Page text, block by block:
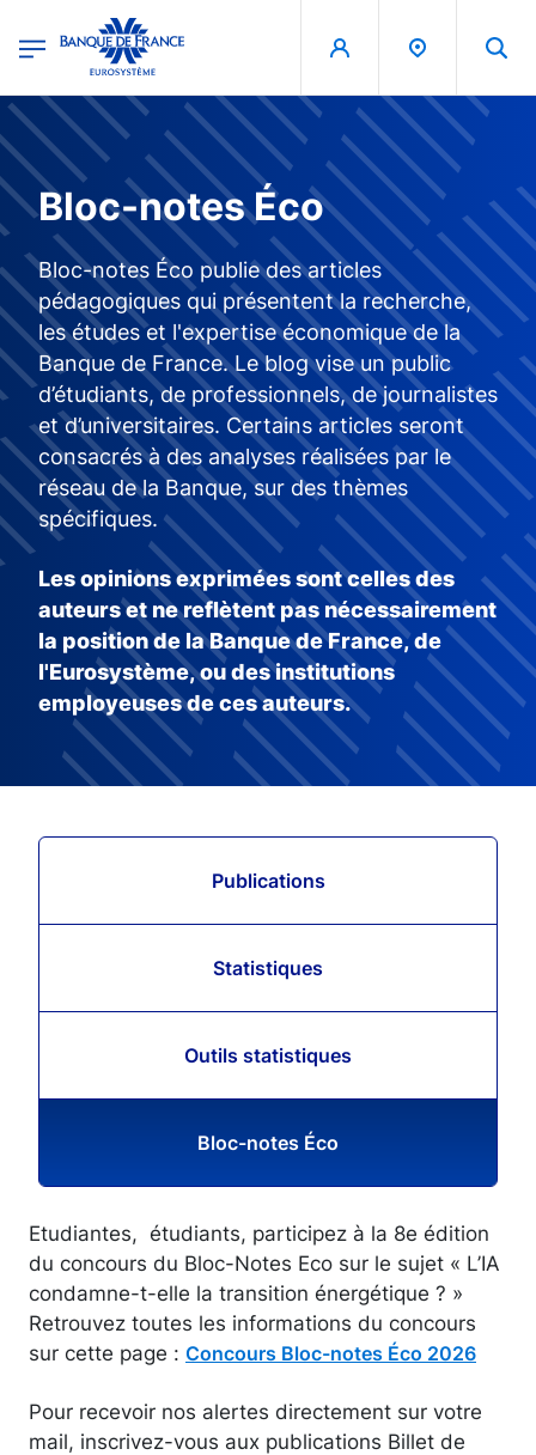
Banque de France - Menu Principal
Bloc-notes Éco
Bloc-notes Éco publie des articles
pédagogiques qui présentent la recherche,
les études et l'expertise économique de la
Banque de France. Le blog vise un public
d’étudiants, de professionnels, de journalistes
et d’universitaires. Certains articles seront
consacrés à des analyses réalisées par le
réseau de la Banque, sur des thèmes
spécifiques.
Les opinions exprimées sont celles des
auteurs et ne reflètent pas nécessairement
la position de la Banque de France, de
l'Eurosystème, ou des institutions
employeuses de ces auteurs.
Publications
Statistiques
Outils statistiques
Bloc-notes Éco
Etudiantes, étudiants, participez à la 8e édition
du concours du Bloc-Notes Eco sur le sujet « L’IA
condamne-t-elle la transition énergétique ? »
Retrouvez toutes les informations du concours
sur cette page : Concours Bloc-notes Éco 2026
Pour recevoir nos alertes directement sur votre
mail, inscrivez-vous aux publications Billet de